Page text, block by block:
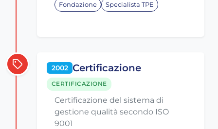
Fondazione Specialista TPE
2002 Certificazione
CERTIFICAZIONE
Certificazione del sistema di
gestione qualità secondo ISO
9001